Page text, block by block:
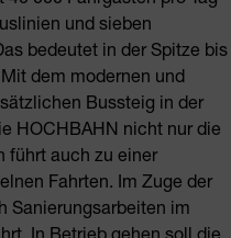
und sieben
bedeutet in der Spitze bis
dem modernen und
Bussteig in der
HOCHBAHN nicht nur die
führt auch zu einer
Fahrten. Im Zuge der
Sanierungsarbeiten im
In Betrieb gehen soll die